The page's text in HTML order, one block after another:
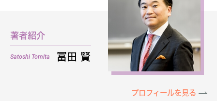
著者紹介
Satoshi Tomita 冨田 賢
プロフィールを見る